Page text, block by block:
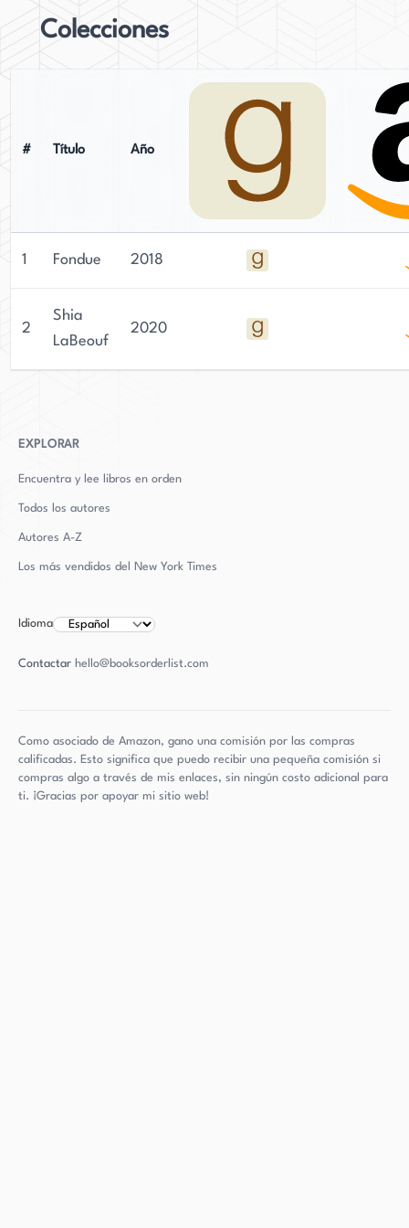
Colecciones
# Título Año
1 Fondue 2018
2
Shia
LaBeouf
2020
EXPLORAR
Encuentra y lee libros en orden
Todos los autores
Autores A-Z
Los más vendidos del New York Times
Idioma
Contactar hello@booksorderlist.com
Como asociado de Amazon, gano una comisión por las compras
calificadas. Esto significa que puedo recibir una pequeña comisión si
compras algo a través de mis enlaces, sin ningún costo adicional para
ti. ¡Gracias por apoyar mi sitio web!